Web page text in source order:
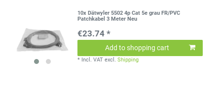
10x Dätwyler 5502 4p Cat 5e grau FR/PVC
Patchkabel 3 Meter Neu
€23.74 *
Add to shopping cart
* Incl. VAT excl.Shipping